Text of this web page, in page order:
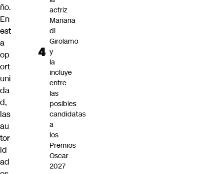
ño.
En
est
a
op
ort
uni
da
d,
las
au
tor
id
ad
actriz
Mariana
di
Girolamo
y
la
incluye
entre
las
posibles
candidatas
a
los
Premios
Oscar
2027